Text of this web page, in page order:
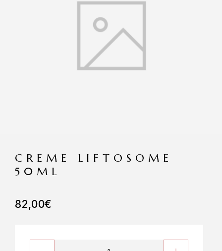
CREME LIFTOSOME
50ML
82,00€